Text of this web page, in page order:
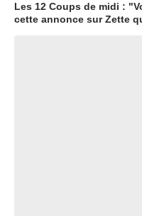
Les 12 Coups de midi :
cette annonce sur Zette